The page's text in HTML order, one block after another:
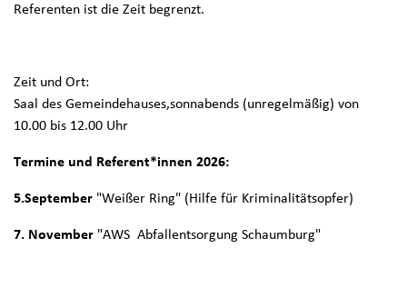
Referenten ist die Zeit begrenzt.
Zeit und Ort:
Saal des Gemeindehauses,sonnabends (unregelmäßig) von
10.00 bis 12.00 Uhr
Termine und Referent*innen 2026:
5.September "Weißer Ring" (Hilfe für Kriminalitätsopfer)
7. November "AWS Abfallentsorgung Schaumburg"